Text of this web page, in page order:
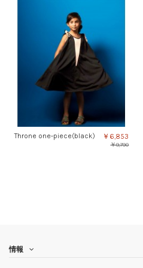
Throne one-piece(black) ￥6,853
￥9,790
情報